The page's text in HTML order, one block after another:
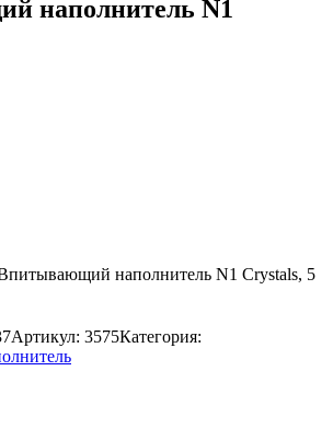
наполнитель N1
наполнитель N1 Crystals, 5
Артикул: 3575Категория: